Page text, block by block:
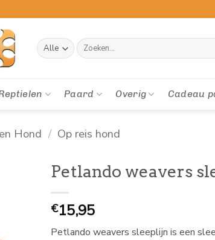
Zoeken
naar:
Paard Overig Cadeau
Hond / Op reis hond
Petlando weavers
€15,95
Petlando weavers sleeplijn is een